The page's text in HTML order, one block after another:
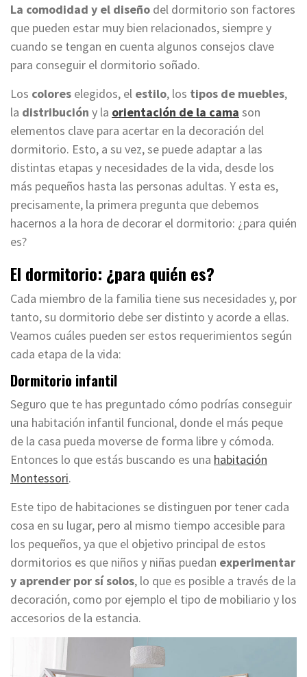
La comodidad y el diseño del dormitorio son factores
que pueden estar muy bien relacionados, siempre y
cuando se tengan en cuenta algunos consejos clave
para conseguir el dormitorio soñado.
Los colores elegidos, el estilo, los tipos de muebles,
la distribución y la orientación de la cama son
elementos clave para acertar en la decoración del
dormitorio. Esto, a su vez, se puede adaptar a las
distintas etapas y necesidades de la vida, desde los
más pequeños hasta las personas adultas. Y esta es,
precisamente, la primera pregunta que debemos
hacernos a la hora de decorar el dormitorio: ¿para quién
es?
El dormitorio: ¿para quién es?
Cada miembro de la familia tiene sus necesidades y, por
tanto, su dormitorio debe ser distinto y acorde a ellas.
Veamos cuáles pueden ser estos requerimientos según
cada etapa de la vida:
Dormitorio infantil
Seguro que te has preguntado cómo podrías conseguir
una habitación infantil funcional, donde el más peque
de la casa pueda moverse de forma libre y cómoda.
Entonces lo que estás buscando es una habitación
Montessori.
Este tipo de habitaciones se distinguen por tener cada
cosa en su lugar, pero al mismo tiempo accesible para
los pequeños, ya que el objetivo principal de estos
dormitorios es que niños y niñas puedan experimentar
y aprender por sí solos, lo que es posible a través de la
decoración, como por ejemplo el tipo de mobiliario y los
accesorios de la estancia.